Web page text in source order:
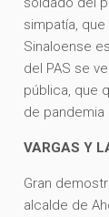
simpatía,
Sinaloense
del PAS se
pública, que
de pandemia
VARGAS Y
Gran
alcalde de